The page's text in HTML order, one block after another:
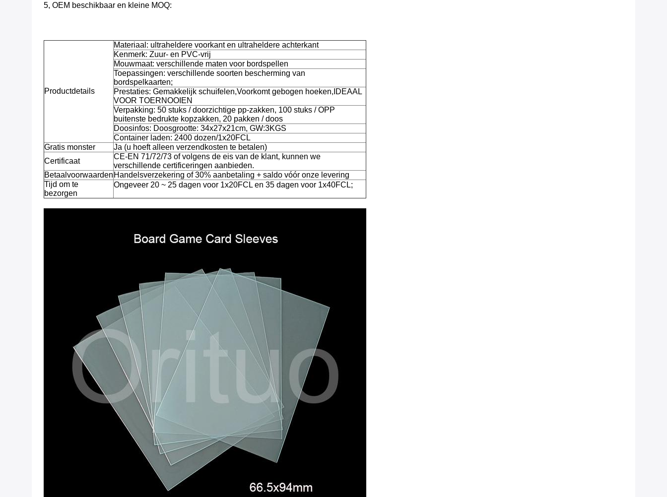
5, OEM beschikbaar en kleine MOQ:
Productdetails
Materiaal: ultraheldere voorkant en ultraheldere achterkant
Kenmerk: Zuur- en PVC-vrij
Mouwmaat: verschillende maten voor bordspellen
Toepassingen: verschillende soorten bescherming van
bordspelkaarten;
Prestaties: Gemakkelijk schuifelen,Voorkomt gebogen hoeken,IDEAAL
VOOR TOERNOOIEN
Verpakking: 50 stuks / doorzichtige pp-zakken, 100 stuks / OPP
buitenste bedrukte kopzakken, 20 pakken / doos
Doosinfos: Doosgrootte: 34x27x21cm, GW:3KGS
Container laden: 2400 dozen/1x20FCL
Gratis monster
Ja (u hoeft alleen verzendkosten te betalen)
Certificaat
CE-EN 71/72/73 of volgens de eis van de klant, kunnen we
verschillende certificeringen aanbieden.
Betaalvoorwaarden Handelsverzekering of 30% aanbetaling + saldo vóór onze levering
Tijd om te
bezorgen
Ongeveer 20 ~ 25 dagen voor 1x20FCL en 35 dagen voor 1x40FCL;